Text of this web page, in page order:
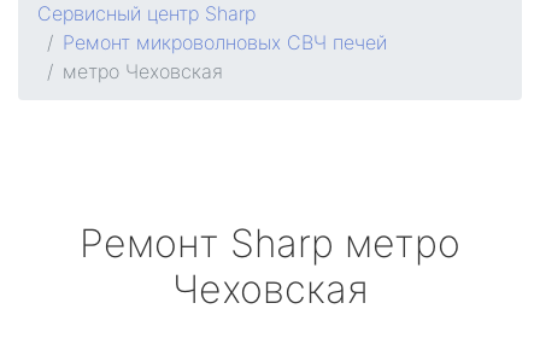
Сервисный центр Sharp
Ремонт микроволновых СВЧ печей
метро Чеховская
Ремонт Sharp метро
Чеховская